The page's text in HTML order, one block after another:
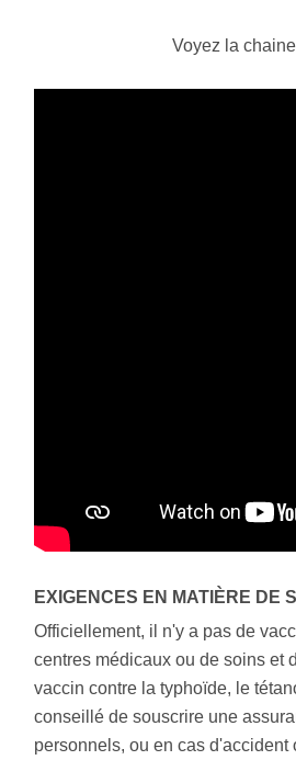
Voyez la
EXIGENCES EN MATIÈRE DE
Officiellement, il n'y a pas de
centres médicaux ou de soins et
vaccin contre la typhoïde, le
conseillé de souscrire une
personnels, ou en cas d'accident